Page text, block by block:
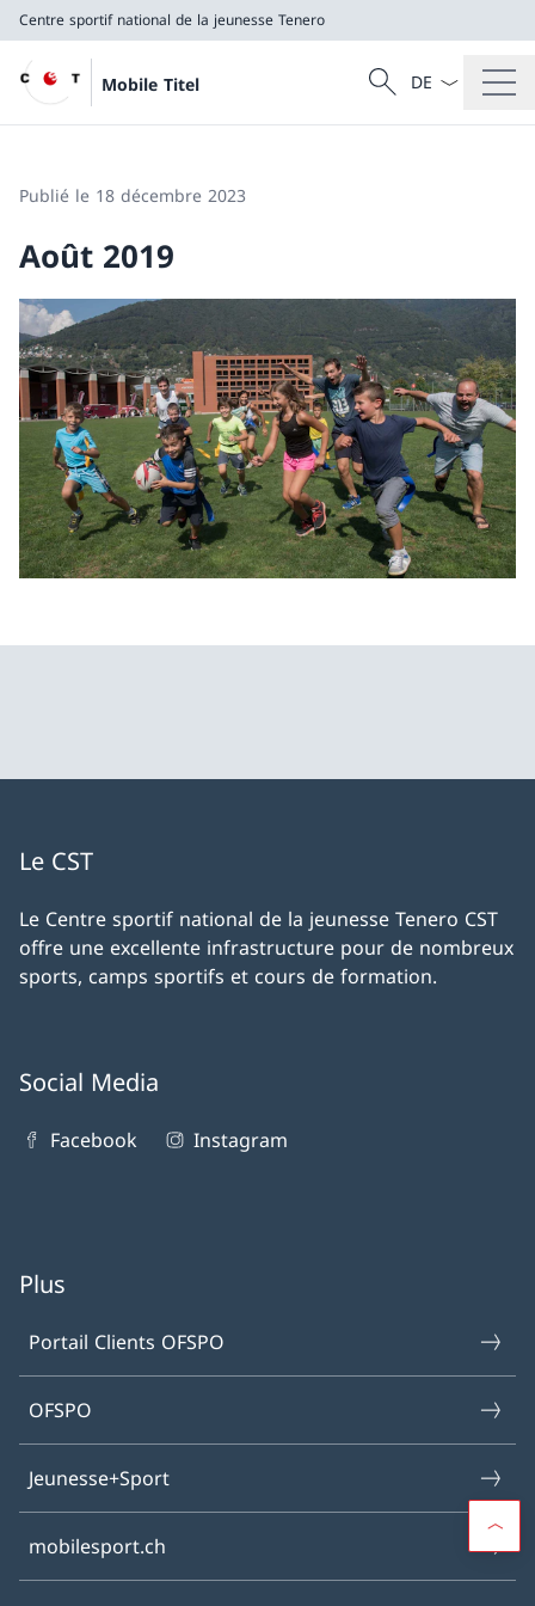
Centre sportif national de la jeunesse Tenero
Mobile Titel
Recherche
Recherche
La langue
Publié le 18 décembre 2023
Août 2019
Le CST
Le Centre sportif national de la jeunesse Tenero CST
offre une excellente infrastructure pour de nombreux
sports, camps sportifs et cours de formation.
Social Media
Facebook Instagram
Plus
Portail Clients OFSPO
OFSPO
Jeunesse+Sport
mobilesport.ch